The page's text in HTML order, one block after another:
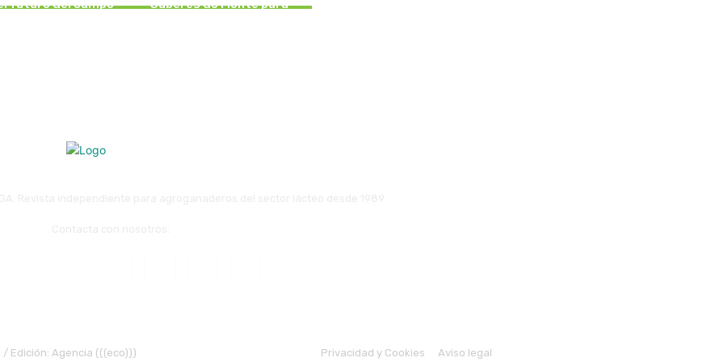
futuro del campo
Saberes do Monte para
/ Edición: Agencia (((eco))) Privacidad y Cookies Aviso legal